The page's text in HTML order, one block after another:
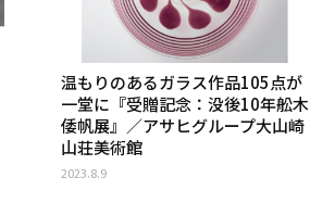
温もりのあるガラス作品105点が
一堂に『受贈記念：没後10年舩木
倭帆展』／アサヒグループ大山崎
山荘美術館
2023.8.9